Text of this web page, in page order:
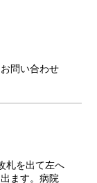
問い合わせ
札を出て左へ
ます。病院